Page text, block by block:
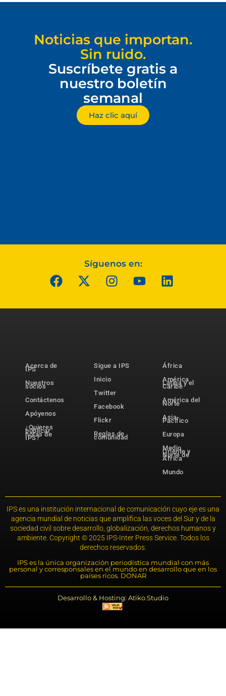
Noticias que importan.
Sin ruido.
Suscríbete gratis a
nuestro boletín
semanal
Haz clic aquí
Síguenos en:
Acerca de
IPS
Nuestros
socios
Contáctenos
Apóyenos
¿Quieres
publicar
notas de
IPS?
Sigue a IPS
Inicio
Twitter
Facebook
Flickr
Reglas de
comunidad
África
América
Latina y el
Caribe
América del
Norte
Asia-
Pacífico
Europa
Medio
Oriente y
Norte de
África
Mundo
IPS es una institución internacional de comunicación cuyo eje es una
agencia mundial de noticias que amplifica las voces del Sur y de la
sociedad civil sobre desarrollo, globalización, derechos humanos y
ambiente. Copyright © 2025 IPS-Inter Press Service. Todos los
derechos reservados.
IPS es la única organización periodística mundial con más
personal y corresponsales en el mundo en desarrollo que en los
países ricos. DONAR
Desarrollo & Hosting: Atiko.Studio